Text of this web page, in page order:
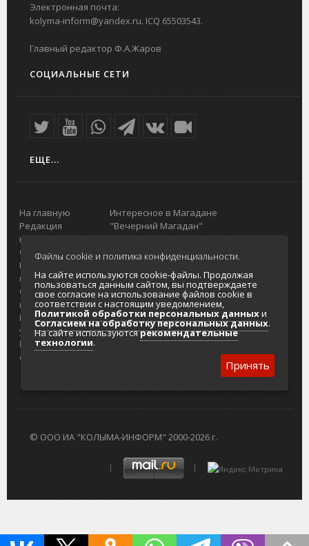
Электронная почта:
kolyma-inform@yandex.ru. ICQ 65503543.
Главный редактор Ф.А.Жаров
СОЦИАЛЬНЫЕ СЕТИ
ЕЩЕ...
На главную
Редакция
портала
О проекте
Реклама на
портале
Отзывы и
предложения
Интернет-
услуги
Разработка
сайтов
Интересное в Магадане
"Вечерний Магадан"
Городская доска объявлений
Реклама
Главный туристический портал
Колымы
Политика в отношении обработки
персональных данных
Согласие на обработку персональных
данных
© ООО ИА "КОЛЫМА-ИНФОРМ" 2000-2026 г.
Файлы cookie и политика конфиденциальности.
На сайте используются cookie-файлы. Продолжая
пользоваться данным сайтом, вы подтверждаете
свое согласие на использование файлов cookie в
соответствии с настоящим уведомлением,
Политикой обработки персональных данныхи
Согласием на обработку персональных данных.
На сайте используютсярекомендательные
технологии.
Принять